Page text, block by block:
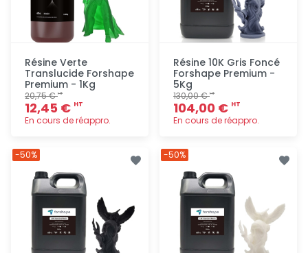
Résine Verte
Translucide Forshape
Premium - 1Kg
20,75 €HT
12,45 € HT
En cours de réappro.
Résine 10K Gris Foncé
Forshape Premium -
5Kg
130,00 €HT
104,00 € HT
En cours de réappro.
-50% -50%